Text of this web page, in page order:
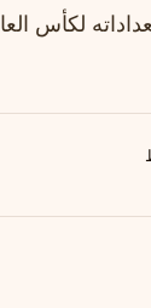
العالم 2026،